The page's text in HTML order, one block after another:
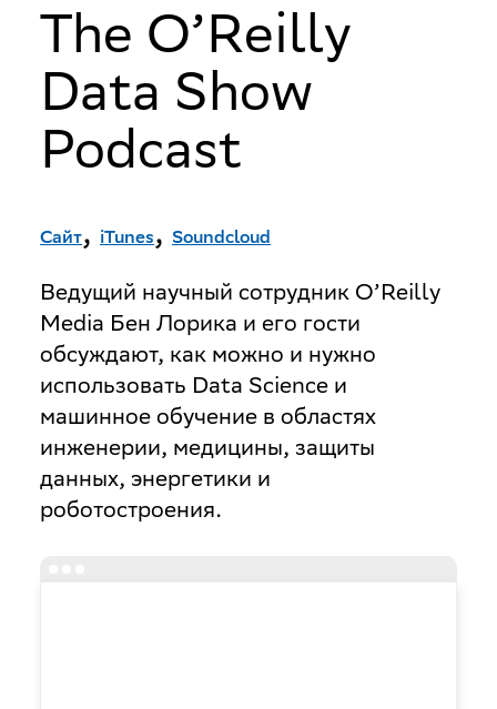
Science
The O’Reilly
Data Show
Podcast
Сайт, iTunes, Soundcloud
Ведущий научный сотрудник O’Reilly
Media Бен Лорика и его гости
обсуждают, как можно и нужно
использовать Data Science и
машинное обучение в областях
инженерии, медицины, защиты
данных, энергетики и
роботостроения.